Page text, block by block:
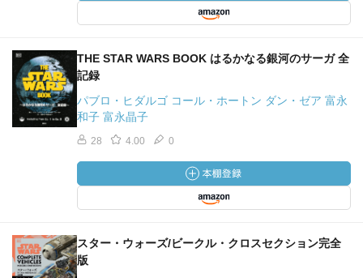
THE STAR WARS BOOK はるかなる銀河のサーガ 全
記録
パブロ・ヒダルゴ コール・ホートン ダン・ゼア 富永
和子 富永晶子
28 4.00 0
スター・ウォーズ/ビークル・クロスセクション完全
版